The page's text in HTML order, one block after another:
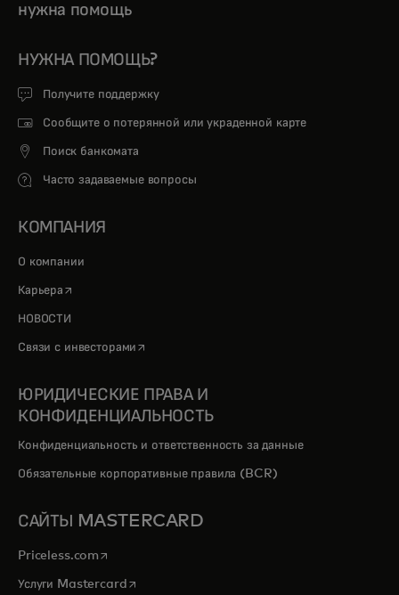
нужна помощь
НУЖНА ПОМОЩЬ?
Получите поддержку
Сообщите о потерянной или украденной карте
Поиск банкомата
Часто задаваемые вопросы
КОМПАНИЯ
О компании
Карьера opens in a new tab
НОВОСТИ
Связи с инвесторами opens in a new tab
ЮРИДИЧЕСКИЕ ПРАВА И
КОНФИДЕНЦИАЛЬНОСТЬ
Конфиденциальность и ответственность за данные
Обязательные корпоративные правила (BCR)
САЙТЫ MASTERCARD
Priceless.com opens in a new tab
Услуги Mastercardopens in a new tab